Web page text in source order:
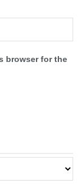
browser for the